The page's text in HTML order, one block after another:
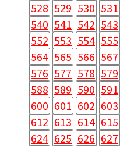
528 529 530 531
540 541 542 543
552 553 554 555
564 565 566 567
576 577 578 579
588 589 590 591
600 601 602 603
612 613 614 615
624 625 626 627